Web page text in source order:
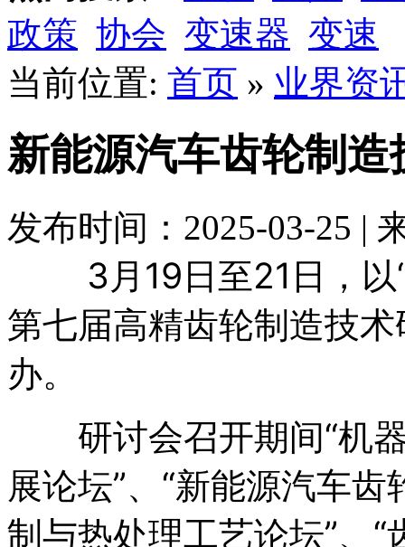
政策 协会 变速器 变速
当前位置: 首页 » 业界资
新能源汽车齿轮制
发布时间：2025-03-25 |
3月19日至21日，以“
第七届高精齿轮制造技
办。
研讨会召开期间“机器
展论坛”、“新能源汽车
制与热处理工艺论坛”、